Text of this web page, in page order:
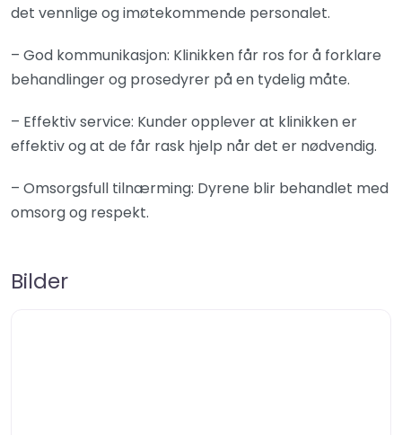
det vennlige og imøtekommende personalet.
– God kommunikasjon: Klinikken får ros for å forklare
behandlinger og prosedyrer på en tydelig måte.
– Effektiv service: Kunder opplever at klinikken er
effektiv og at de får rask hjelp når det er nødvendig.
– Omsorgsfull tilnærming: Dyrene blir behandlet med
omsorg og respekt.
Bilder